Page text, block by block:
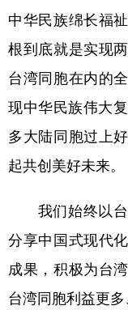
中华民族绵长福
根到底就是实现
台湾同胞在内的
现中华民族伟大
多大陆同胞过上
起共创美好未来。
我们始终以台
分享中国式现代
成果，积极为台
台湾同胞利益更多